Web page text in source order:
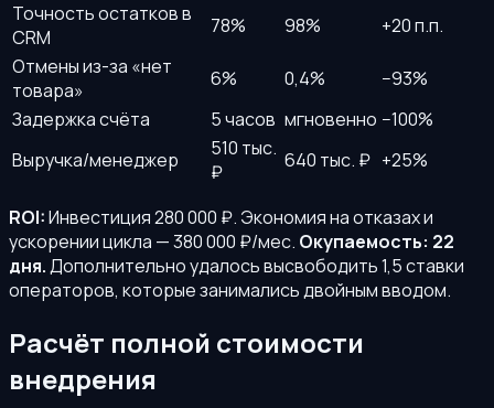
Точность остатков в
CRM
78% 98%
+20 п.п.
Отмены из-за «нет
товара»
6% 0,4%
−93%
Задержка счёта
5 часов мгновенно −100%
Выручка/менеджер
510 тыс.
₽
640 тыс. ₽ +25%
ROI:Инвестиция 280 000 ₽. Экономия на отказах и
ускорении цикла — 380 000 ₽/мес. Окупаемость: 22
дня.Дополнительно удалось высвободить 1,5 ставки
операторов, которые занимались двойным вводом.
Расчёт полной стоимости
внедрения